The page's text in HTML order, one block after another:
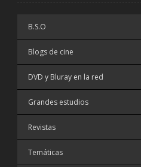
B.S.O
Blogs de cine
DVD y Bluray en la red
Grandes estudios
Revistas
Temáticas